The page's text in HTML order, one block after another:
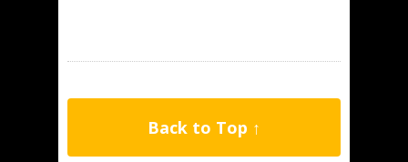
Back to Top ↑